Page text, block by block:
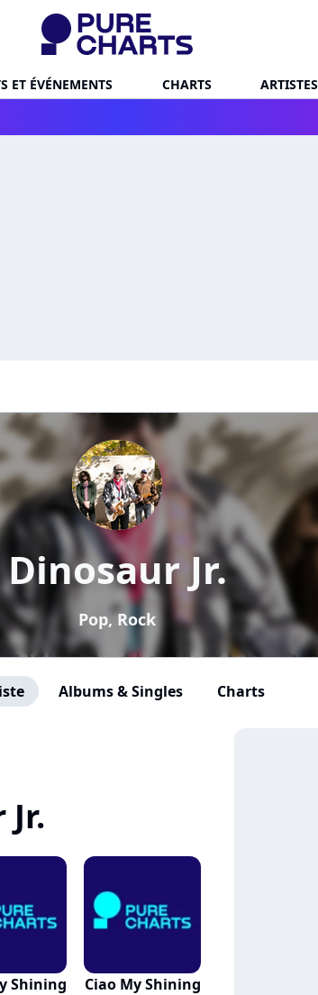
ET ÉVÉNEMENTS CHARTS ARTISTES
Dinosaur Jr.
Pop, Rock
Albums & Singles Charts
Shining
Ciao My Shining